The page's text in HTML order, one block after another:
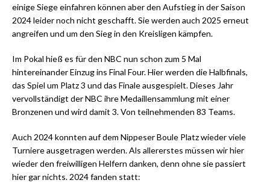
einige Siege einfahren können aber den Aufstieg in der Saison
2024 leider noch nicht geschafft. Sie werden auch 2025 erneut
angreifen und um den Sieg in den Kreisligen kämpfen.
Im Pokal hieß es für den NBC nun schon zum 5 Mal
hintereinander Einzug ins Final Four. Hier werden die Halbfinals,
das Spiel um Platz 3 und das Finale ausgespielt. Dieses Jahr
vervollständigt der NBC ihre Medaillensammlung mit einer
Bronzenen und wird damit 3. Von teilnehmenden 83 Teams.
Auch 2024 konnten auf dem Nippeser Boule Platz wieder viele
Turniere ausgetragen werden. Als allererstes müssen wir hier
wieder den freiwilligen Helfern danken, denn ohne sie passiert
hier gar nichts. 2024 fanden statt: